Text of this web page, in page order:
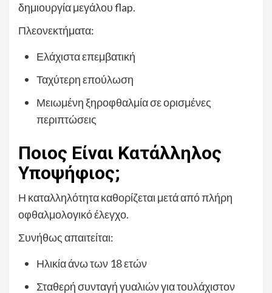
δημιουργία μεγάλου flap.
Πλεονεκτήματα:
Ελάχιστα επεμβατική
Ταχύτερη επούλωση
Μειωμένη ξηροφθαλμία σε ορισμένες
περιπτώσεις
Ποιος Είναι Κατάλληλος
Υποψήφιος;
Η καταλληλότητα καθορίζεται μετά από πλήρη
οφθαλμολογικό έλεγχο.
Συνήθως απαιτείται:
Ηλικία άνω των 18 ετών
Σταθερή συνταγή γυαλιών για τουλάχιστον